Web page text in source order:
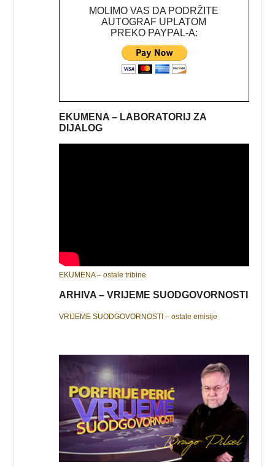
MOLIMO VAS DA PODRŽITE
AUTOGRAF UPLATOM
PREKO PAYPAL-A:
EKUMENA – LABORATORIJ ZA
DIJALOG
EKUMENA – ostale tribine
ARHIVA – VRIJEME SUODGOVORNOSTI
VRIJEME SUODGOVORNOSTI – ostale emisije